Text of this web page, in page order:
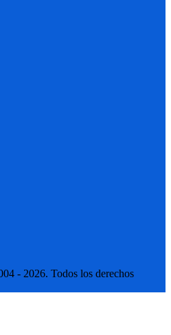
- 2026. Todos los derechos